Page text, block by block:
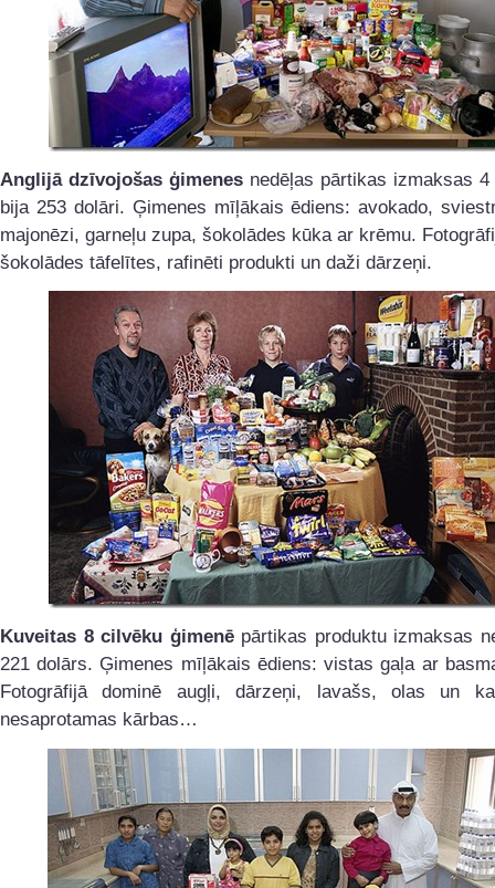
Anglijā dzīvojošas ģimenes nedēļas pārtikas izmaksas
bija 253 dolāri. Ģimenes mīļākais ēdiens: avokado,
majonēzi, garneļu zupa, šokolādes kūka ar krēmu.
šokolādes tāfelītes, rafinēti produkti un daži dārzeņi.
Kuveitas 8 cilvēku ģimenēpārtikas produktu izmaksas
221 dolārs. Ģimenes mīļākais ēdiens: vistas gaļa ar
Fotogrāfijā dominē augļi, dārzeņi, lavašs, olas un
nesaprotamas kārbas…